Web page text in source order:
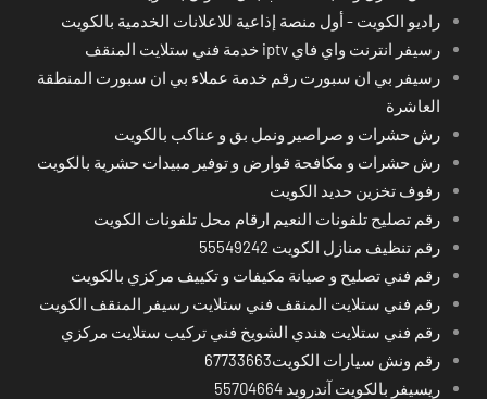
راديو الكويت - أول منصة إذاعية للاعلانات الخدمية بالكويت
رسيفر انترنت واي فاي iptv خدمة فني ستلايت المنقف
رسيفر بي ان سبورت رقم خدمة عملاء بي ان سبورت المنطقة
العاشرة
رش حشرات و صراصير ونمل بق و عناكب بالكويت
رش حشرات و مكافحة قوارض و توفير مبيدات حشرية بالكويت
رفوف تخزين حديد الكويت
رقم تصليح تلفونات النعيم ارقام محل تلفونات الكويت
رقم تنظيف منازل الكويت 55549242
رقم فني تصليح و صيانة مكيفات و تكييف مركزي بالكويت
رقم فني ستلايت المنقف فني ستلايت رسيفر المنقف الكويت
رقم فني ستلايت هندي الشويخ فني تركيب ستلايت مركزي
رقم ونش سيارات الكويت67733663
ريسيفر بالكويت آندرويد 55704664